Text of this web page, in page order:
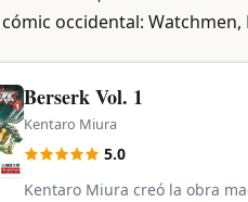
occidental: Watchmen,
Berserk Vol. 1
Kentaro Miura
5.0
Kentaro Miura creó la obra